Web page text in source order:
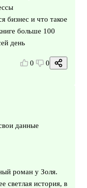
бизнес и что такое
больше 100
день
0 0
данные
роман у Золя.
история, в